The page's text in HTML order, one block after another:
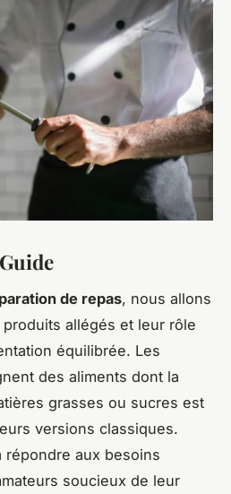
de repas, nous allons
allégés et leur rôle
équilibrée. Les
des aliments dont la
grasses ou sucres est
versions classiques.
répondre aux besoins
soucieux de leur